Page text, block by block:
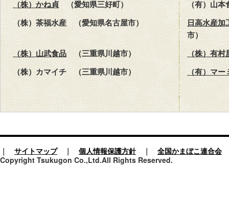
（株）かね貞 （愛知県三好町） （有）山
（株）茶福水産 （愛知県名古屋市）
日高水産加
市）
（株）山武食品 （三重県川越市） （株）有村
（株）カマイチ （三重県川越市） （有）マ
｜ サイトマップ｜ 個人情報保護方針｜ 全国かまぼこ連合会
Copyright Tsukugon Co.,Ltd.All Rights Reserved.